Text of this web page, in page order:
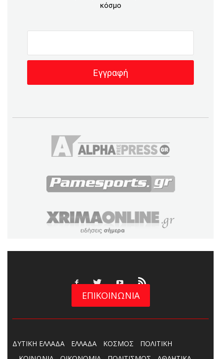
κόσμο
ΕΠΙΚΟΙΝΩΝΙΑ
ΔΥΤΙΚΗ ΕΛΛΑΔΑ ΕΛΛΑΔΑ ΚΟΣΜΟΣ
ΠΟΛΙΤΙΚΗ